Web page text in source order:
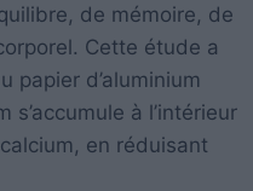
de mémoire, de
Cette étude a
papier d’aluminium
s’accumule à l’intérieur
en réduisant